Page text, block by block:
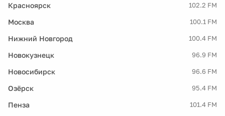
Красноярск 102.2 FM
Москва 100.1 FM
Нижний Новгород 100.4 FM
Новокузнецк 96.9 FM
Новосибирск 96.6 FM
Озёрск 95.4 FM
Пенза 101.4 FM